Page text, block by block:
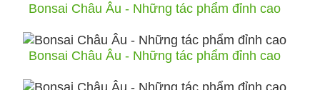
Bonsai Châu Âu - Những tác phẩm đỉnh cao
Bonsai Châu Âu - Những tác phẩm đỉnh cao